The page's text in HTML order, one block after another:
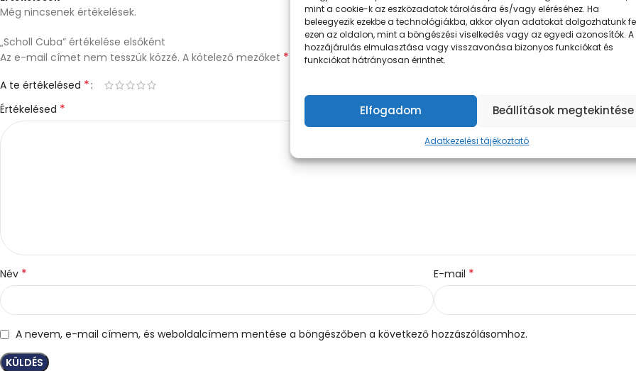
mint a cookie-k az eszközadatok tárolására és/vagy eléréséhez. Ha
beleegyezik ezekbe a technológiákba, akkor olyan adatokat dolgozhatunk
ezen az oldalon, mint a böngészési viselkedés vagy az egyedi azonosítók. A
hozzájárulás elmulasztása vagy visszavonása bizonyos funkciókat és
funkciókat hátrányosan érinthet.
Elfogadom Beállítások megtekintése
Adatkezelési tájékoztató
Még nincsenek értékelések.
„Scholl Cuba” értékelése elsőként
Az e-mail címet nem tesszük közzé. A kötelező mezőket * karakterrel jelöltük
A te értékelésed *
Értékelésed *
Név * E-mail *
A nevem, e-mail címem, és weboldalcímem mentése a böngészőben a következő hozzászólásomhoz.